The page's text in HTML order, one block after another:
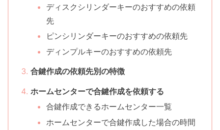
ディスクシリンダーキーのおすすめの依頼
先
ピンシリンダーキーのおすすめの依頼先
ディンプルキーのおすすめの依頼先
合鍵作成の依頼先別の特徴
ホームセンターで合鍵作成を依頼する
合鍵作成できるホームセンター一覧
ホームセンターで合鍵作成した場合の時間